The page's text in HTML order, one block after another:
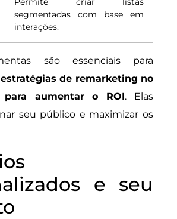
segmentadas com base em
interações.
são essenciais para
estratégias de remarketing no
para aumentar o ROI. Elas
seu público e maximizar os
e seu